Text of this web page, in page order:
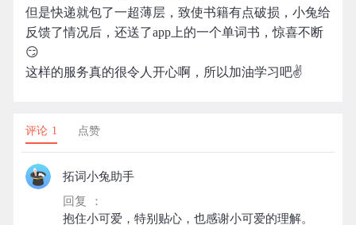
但是快递就包了一超薄层，致使书籍有点破损，小兔给
反馈了情况后，还送了app上的一个单词书，惊喜不断
😏
这样的服务真的很令人开心啊，所以加油学习吧✌
评论 1 点赞
拓词小兔助手
回复 ：
抱住小可爱，特别贴心，也感谢小可爱的理解。